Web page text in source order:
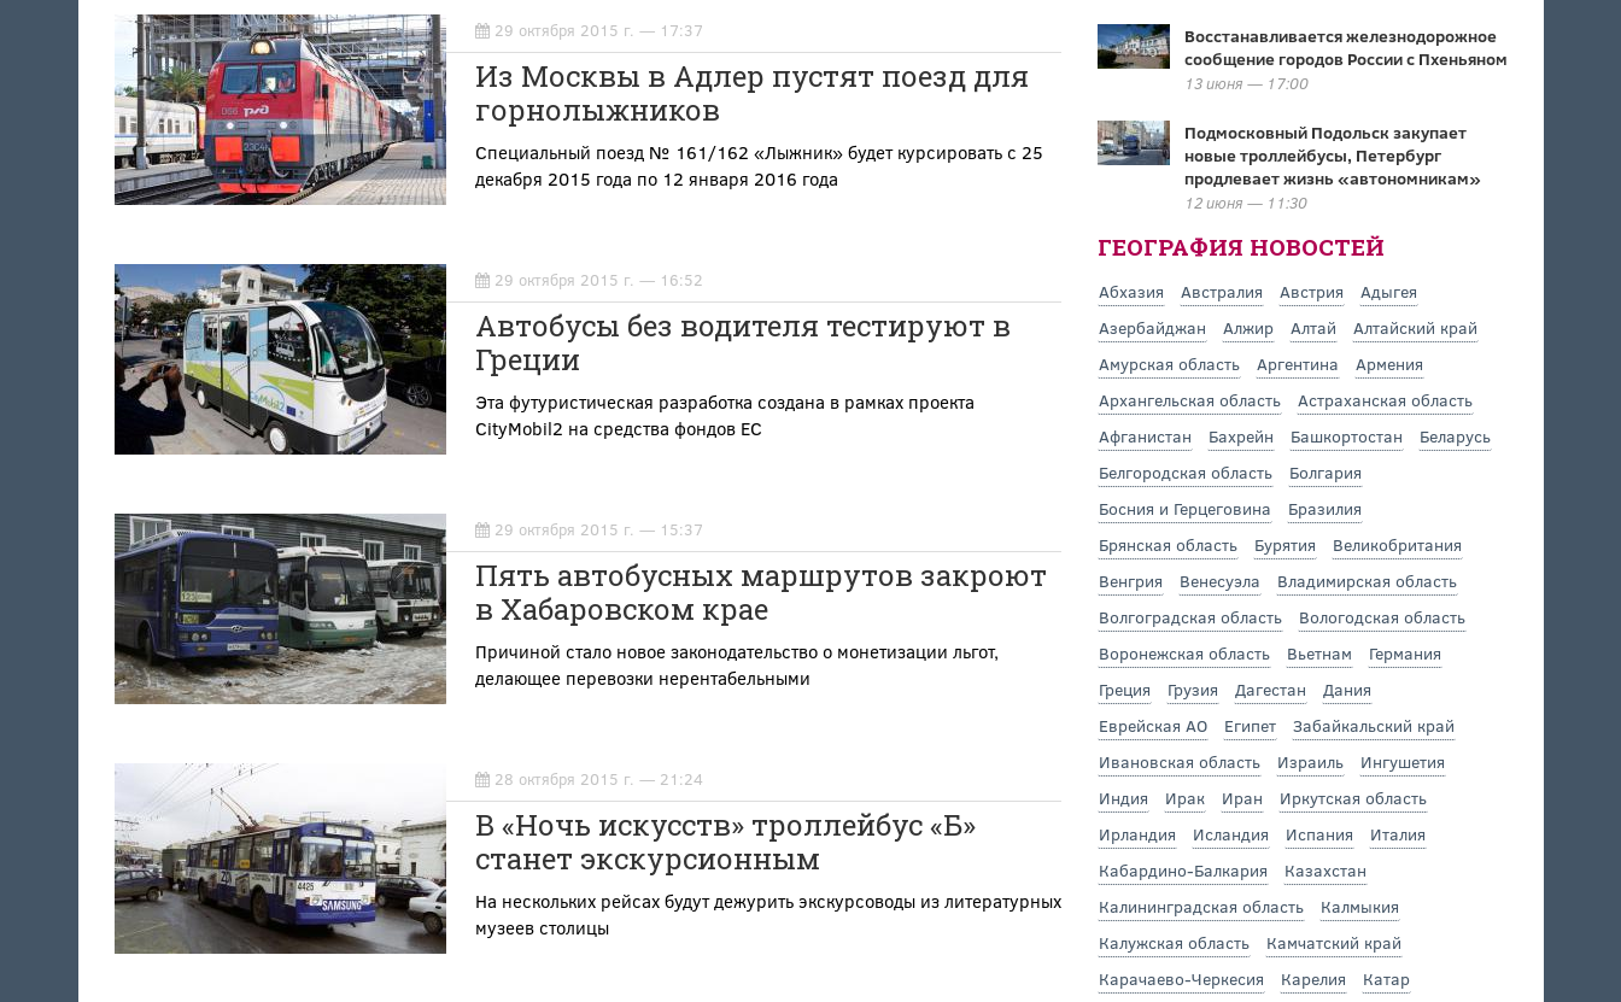
29 октября 2015 г. — 17:37
Из Москвы в Адлер пустят поезд для
горнолыжников
Специальный поезд № 161/162 «Лыжник» будет курсировать с 25
декабря 2015 года по 12 января 2016 года
29 октября 2015 г. — 16:52
Автобусы без водителя тестируют в
Греции
Эта футуристическая разработка создана в рамках проекта
CityMobil2 на средства фондов ЕС
29 октября 2015 г. — 15:37
Пять автобусных маршрутов закроют
в Хабаровском крае
Причиной стало новое законодательство о монетизации льгот,
делающее перевозки нерентабельными
28 октября 2015 г. — 21:24
В «Ночь искусств» троллейбус «Б»
станет экскурсионным
На нескольких рейсах будут дежурить экскурсоводы из литературных
музеев столицы
Восстанавливается железнодорожное
сообщение городов России с Пхеньяном
13 июня — 17:00
Подмосковный Подольск закупает
новые троллейбусы, Петербург
продлевает жизнь «автономникам»
12 июня — 11:30
ГЕОГРАФИЯ НОВОСТЕЙ
Абхазия Австралия Австрия
Адыгея
Азербайджан
Алжир Алтай
Алтайский край
Амурская область
Аргентина
Армения
Архангельская область
Астраханская область
Афганистан
Бахрейн Башкортостан
Беларусь
Белгородская область
Болгария
Босния и Герцеговина
Бразилия
Брянская область
Бурятия
Великобритания
Венгрия
Венесуэла
Владимирская область
Волгоградская область
Вологодская область
Воронежская область
Вьетнам
Германия
Греция
Грузия Дагестан
Дания
Еврейская АО
Египет
Забайкальский край
Ивановская область
Израиль
Ингушетия
Индия
Ирак Иран
Иркутская область
Ирландия
Исландия Испания
Италия
Кабардино-Балкария
Казахстан
Калининградская область
Калмыкия
Калужская область
Камчатский край
Карачаево-Черкесия
Карелия
Катар